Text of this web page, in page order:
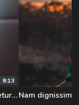
8:13
Lorem ipsum dolor sit amet, consectetur adipiscing elit.Nam dignissim